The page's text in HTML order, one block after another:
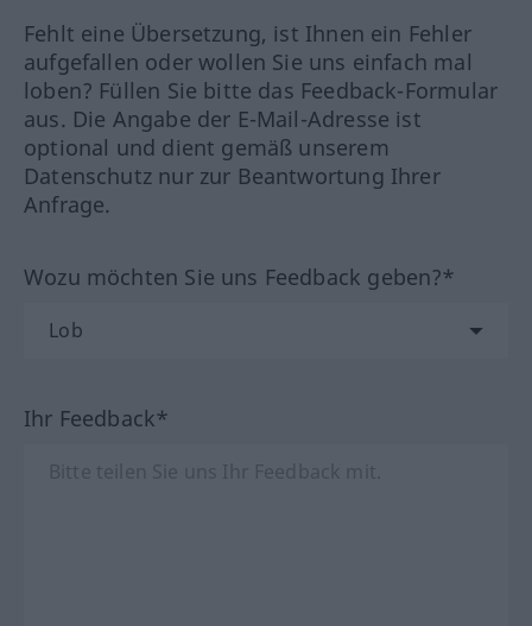
Fehlt eine Übersetzung, ist Ihnen ein Fehler
aufgefallen oder wollen Sie uns einfach mal
loben? Füllen Sie bitte das Feedback-Formular
aus. Die Angabe der E-Mail-Adresse ist
optional und dient gemäß unserem
Datenschutz nur zur Beantwortung Ihrer
Anfrage.
Wozu möchten Sie uns Feedback geben?*
Ihr Feedback*